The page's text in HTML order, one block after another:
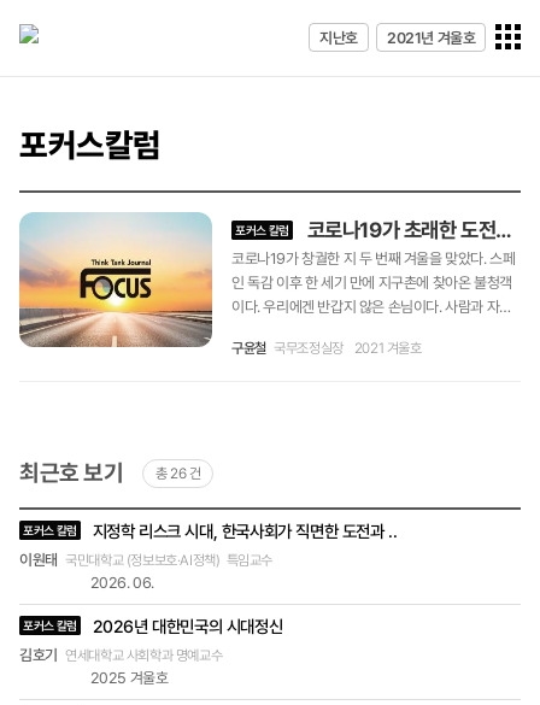
전체메
열기
지난호 2021년 겨울호
포커스칼럼
포커스 칼럼 코로나19가 초래한 도전과 K-ODA의 역할
코로나19가 창궐한 지 두 번째 겨울을 맞았다. 스페
인 독감 이후 한 세기 만에 지구촌에 찾아온 불청객
이다. 우리에겐 반갑지 않은 손님이다. 사람과 자본
미국과 유럽 등 선진국은 마이너스 성장을 기록했고
나19로 인한 전 세계적 위기 코로나19로 인한 보건
시켰다. 세계은행은 2020년에만 1억2,000만 명
년까지 2억5,000만 명이 더해질 수 있다고 전망하
구윤철 국무조정실장 2021 겨울호
최근호 보기 총 26 건
최근호
목록
-
제목,
(소속
및
직책),
호
포커스 칼럼 지정학 리스크 시대, 한국사회가 직면한 도전과 ..
이원태 국민대학교 (정보보호·AI정책) 특임교수
2026. 06.
포커스 칼럼 2026년 대한민국의 시대정신
김호기 연세대학교 사회학과 명예교수
2025 겨울호